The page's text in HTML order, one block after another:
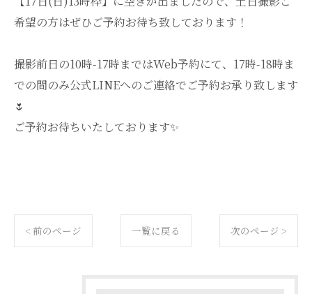
希望の方はぜひご予約お待ち致しております！
撮影前日の10時-17時まではWeb予約にて、17時-18時ま
での間のみ公式LINEへのご連絡でご予約お承り致します
🌷
ご予約お待ちいたしております✨
< 前のページ 一覧に戻る 次のページ >